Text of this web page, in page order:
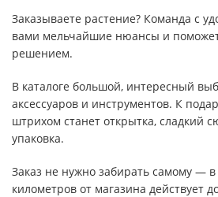
Заказываете растение? Команда с
вами мельчайшие нюансы и
решением.
В каталоге большой, интересный
аксессуаров и инструментов. К
штрихом станет открытка, сладкий
упаковка.
Заказ не нужно забирать самому — в
километров от магазина действует